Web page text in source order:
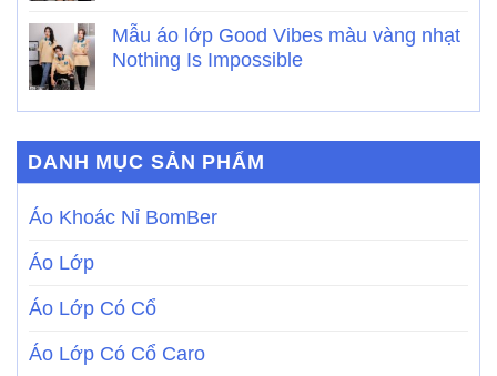
Mẫu áo lớp Good Vibes màu vàng nhạt
Nothing Is Impossible
DANH MỤC SẢN PHẨM
Áo Khoác Nỉ BomBer
Áo Lớp
Áo Lớp Có Cổ
Áo Lớp Có Cổ Caro